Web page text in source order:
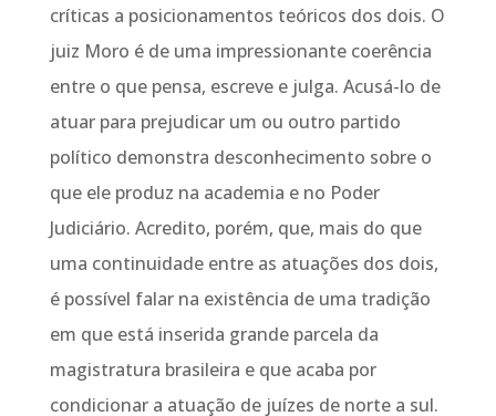
críticas a posicionamentos teóricos dos dois. O
juiz Moro é de uma impressionante coerência
entre o que pensa, escreve e julga. Acusá-lo de
atuar para prejudicar um ou outro partido
político demonstra desconhecimento sobre o
que ele produz na academia e no Poder
Judiciário. Acredito, porém, que, mais do que
uma continuidade entre as atuações dos dois,
é possível falar na existência de uma tradição
em que está inserida grande parcela da
magistratura brasileira e que acaba por
condicionar a atuação de juízes de norte a sul.